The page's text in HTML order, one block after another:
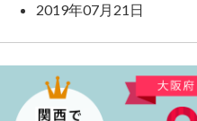
2019年07月21日